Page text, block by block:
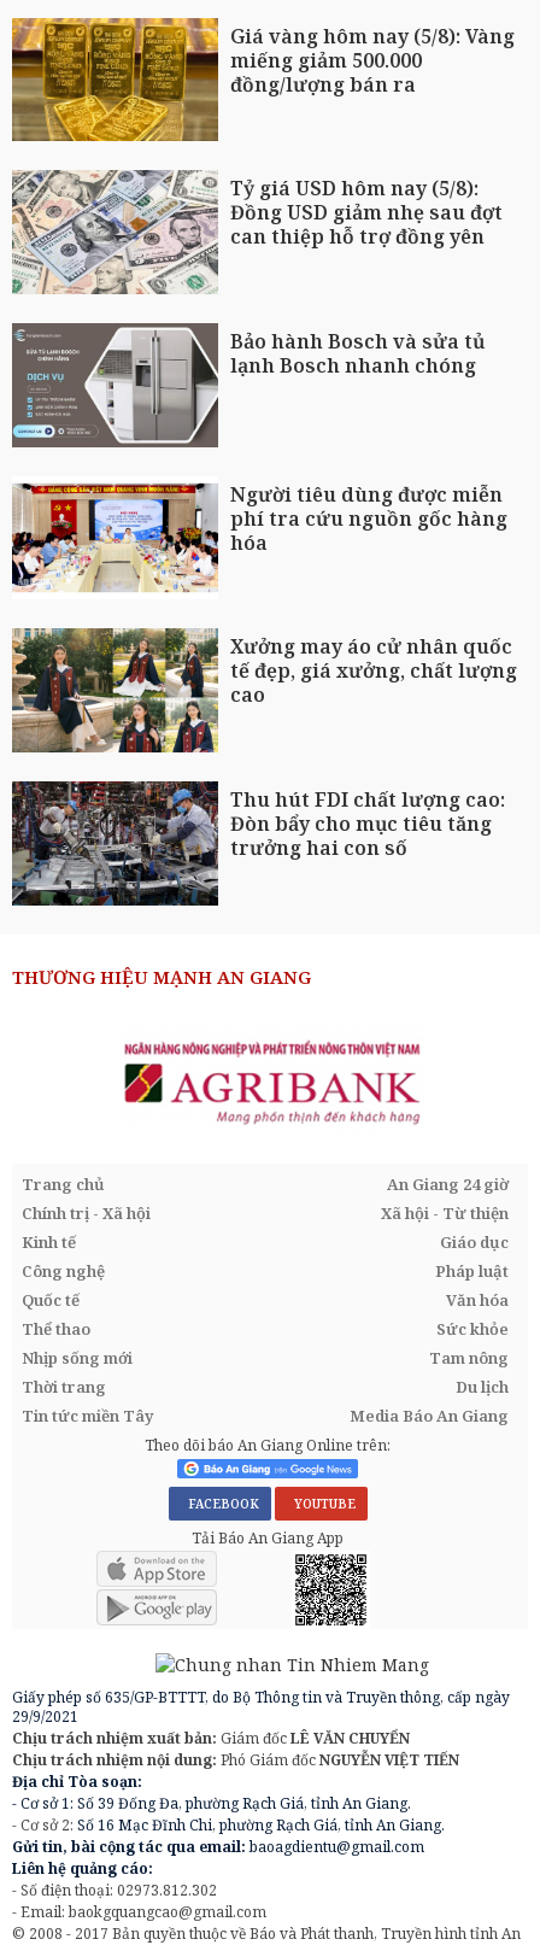
Giá vàng hôm nay (5/8): Vàng
miếng giảm 500.000
đồng/lượng bán ra
Tỷ giá USD hôm nay (5/8):
Đồng USD giảm nhẹ sau đợt
can thiệp hỗ trợ đồng yên
Bảo hành Bosch và sửa tủ
lạnh Bosch nhanh chóng
Người tiêu dùng được miễn
phí tra cứu nguồn gốc hàng
hóa
Xưởng may áo cử nhân quốc
tế đẹp, giá xưởng, chất lượng
cao
Thu hút FDI chất lượng cao:
Đòn bẩy cho mục tiêu tăng
trưởng hai con số
THƯƠNG HIỆU MẠNH AN GIANG
Trang chủ
An Giang 24 giờ
Chính trị - Xã hội
Xã hội - Từ thiện
Kinh tế
Giáo dục
Công nghệ
Pháp luật
Quốc tế
Văn hóa
Thể thao
Sức khỏe
Nhịp sống mới
Tam nông
Thời trang
Du lịch
Tin tức miền Tây
Media Báo An Giang
Theo dõi báo An Giang Online trên:
FACEBOOK YOUTUBE
Tải Báo An Giang App
Giấy phép số 635/GP-BTTTT, do Bộ Thông tin và Truyền thông, cấp ngày
29/9/2021
Chịu trách nhiệm xuất bản: Giám đốcLÊ VĂN CHUYỂN
Chịu trách nhiệm nội dung: Phó Giám đốcNGUYỄN VIỆT TIẾN
Địa chỉ Tòa soạn:
- Cơ sở 1: Số 39 Đống Đa, phường Rạch Giá, tỉnh An Giang.
- Cơ sở 2: Số 16 Mạc Đĩnh Chi, phường Rạch Giá, tỉnh An Giang.
Gửi tin, bài cộng tác qua email:baoagdientu@gmail.com
Liên hệ quảng cáo:
- Số điện thoại: 02973.812.302
- Email:baokgquangcao@gmail.com
© 2008 - 2017 Bản quyền thuộc về Báo và Phát thanh, Truyền hình tỉnh An